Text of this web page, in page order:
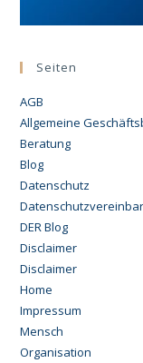
Seiten
AGB
Allgemeine
Beratung
Blog
Datenschutz
DER Blog
Disclaimer
Disclaimer
Home
Impressum
Mensch
Organisation